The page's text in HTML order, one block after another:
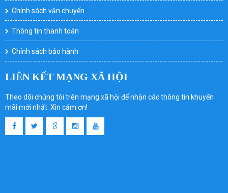
Chính sách vận chuyển
Thông tin thanh toán
Chính sách bảo hành
LIÊN KẾT MẠNG XÃ HỘI
Theo dõi chúng tôi trên mạng xã hội để nhận các thông tin khuyến
mãi mới nhất. Xin cảm ơn!